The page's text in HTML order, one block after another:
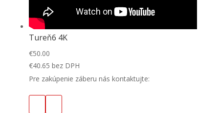
Tureň6 4K
€50.00
€40.65 bez DPH
Pre zakúpenie záberu nás kontaktujte: